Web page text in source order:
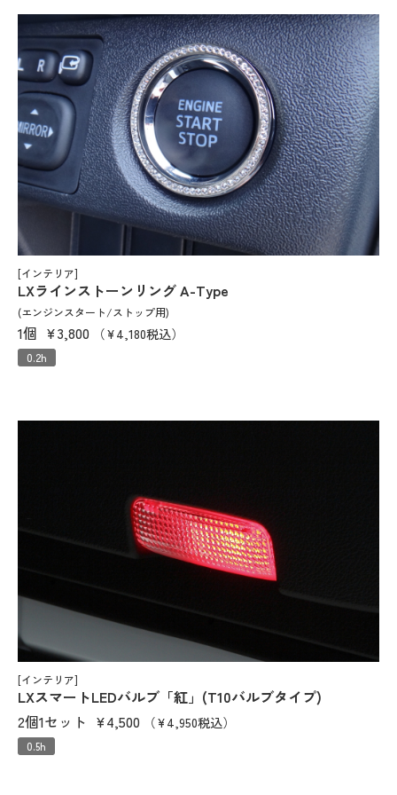
[インテリア]
LXラインストーンリング A-Type
(エンジンスタート/ストップ用)
1個 ¥3,800 （¥4,180税込）
0.2h
[インテリア]
LXスマートLEDバルブ「紅」(T10バルブタイプ)
2個1セット ¥4,500 （¥4,950税込）
0.5h